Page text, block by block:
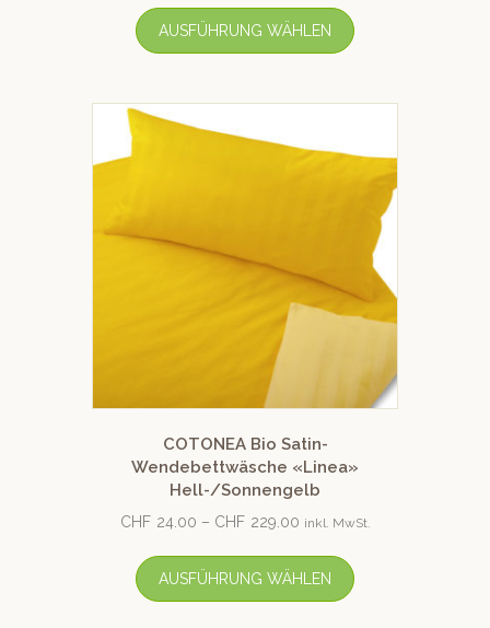
AUSFÜHRUNG WÄHLEN
COTONEA Bio Satin-
Wendebettwäsche «Linea»
Hell-/Sonnengelb
CHF 24.00 – CHF 229.00 inkl. MwSt.
AUSFÜHRUNG WÄHLEN